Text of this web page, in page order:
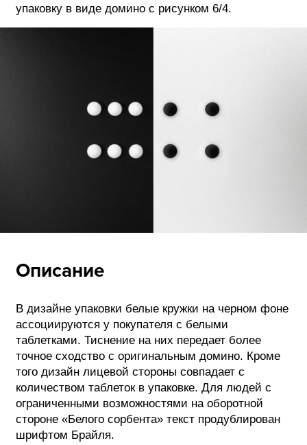
упаковку в виде домино с рисунком 6/4.
Описание
В дизайне упаковки белые кружки на черном фоне
ассоциируются у покупателя с белыми
таблетками. Тиснение на них передает более
точное сходство с оригинальным домино. Кроме
того дизайн лицевой стороны совпадает с
количеством таблеток в упаковке. Для людей с
ограниченными возможностями на оборотной
стороне «Белого сорбента» текст продублирован
шрифтом Брайля.